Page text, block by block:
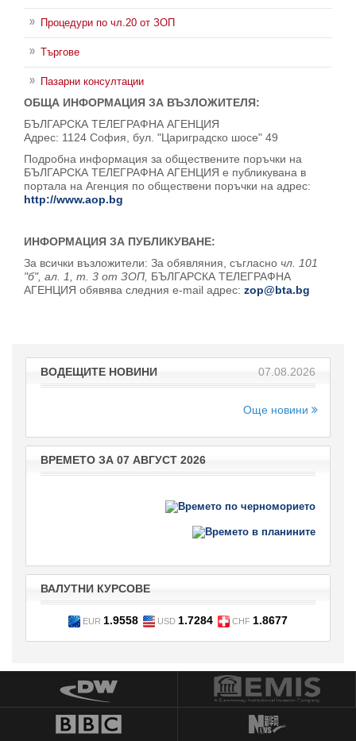
Процедури по чл.20 от ЗОП
Търгове
Пазарни консултации
ОБЩА ИНФОРМАЦИЯ ЗА ВЪЗЛОЖИТЕЛЯ:
БЪЛГАРСКА ТЕЛЕГРАФНА АГЕНЦИЯ
Адрес: 1124 София, бул. "Цариградско шосе" 49
Подробна информация за обществените поръчки на
БЪЛГАРСКА ТЕЛЕГРАФНА АГЕНЦИЯ е публикувана в
портала на Агенция по обществени поръчки на адрес:
http://www.aop.bg
ИНФОРМАЦИЯ ЗА ПУБЛИКУВАНЕ:
За всички възложители: За обявляния, съгласно чл. 101
"б", ал. 1, т. 3 от ЗОП, БЪЛГАРСКА ТЕЛЕГРАФНА
АГЕНЦИЯ обявява следния e-mail адрес: zop@bta.bg
ВОДЕЩИТЕ НОВИНИ 07.08.2026
Още новини
ВРЕМЕТО ЗА 07 АВГУСТ 2026
ВАЛУТНИ КУРСОВЕ
EUR 1.9558 USD 1.7284 CHF 1.8677